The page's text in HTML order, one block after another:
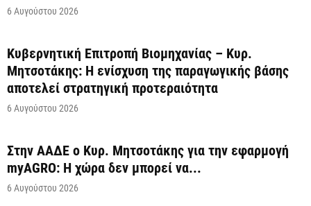
6 Αυγούστου 2026
Κυβερνητική Επιτροπή Βιομηχανίας – Κυρ.
Μητσοτάκης: Η ενίσχυση της παραγωγικής βάσης
αποτελεί στρατηγική προτεραιότητα
6 Αυγούστου 2026
Στην ΑΑΔΕ ο Κυρ. Μητσοτάκης για την εφαρμογή
myAGRO: Η χώρα δεν μπορεί να...
6 Αυγούστου 2026